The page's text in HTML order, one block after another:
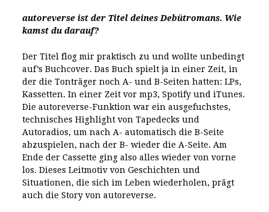
autoreverseist der Titel deines Debütromans. Wie
kamst du darauf?
Der Titel flog mir praktisch zu und wollte unbedingt
auf’s Buchcover. Das Buch spielt ja in einer Zeit, in
der die Tonträger noch A- und B-Seiten hatten: LPs,
Kassetten. In einer Zeit vor mp3, Spotify und iTunes.
Die autoreverse-Funktion war ein ausgefuchstes,
technisches Highlight von Tapedecks und
Autoradios, um nach A- automatisch die B-Seite
abzuspielen, nach der B- wieder die A-Seite. Am
Ende der Cassette ging also alles wieder von vorne
los. Dieses Leitmotiv von Geschichten und
Situationen, die sich im Leben wiederholen, prägt
auch die Story von autoreverse.